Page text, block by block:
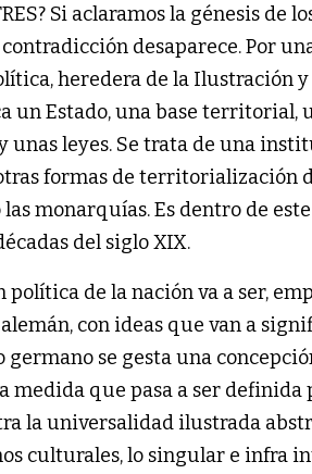
Si aclaramos la génesis de
desaparece. Por
heredera de la Ilustración y
un Estado, una base
unas leyes. Se trata de una
formas de territorialización
monarquías. Es dentro de
del siglo XIX.
política de la nación va a ser,
con ideas que van a
se gesta una
medida que pasa a ser
la universalidad ilustrada
culturales, lo singular e infra